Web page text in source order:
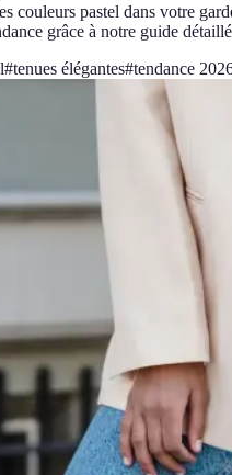
couleurs pastel dans votre
grâce à notre guide
#tenues élégantes#tendance